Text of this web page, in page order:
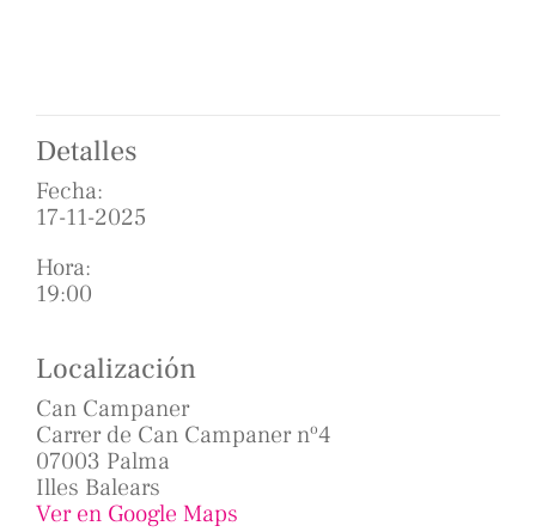
Detalles
Fecha:
17-11-2025
Hora:
19:00
Localización
Can Campaner
Carrer de Can Campaner nº4
07003 Palma
Illes Balears
Ver en Google Maps